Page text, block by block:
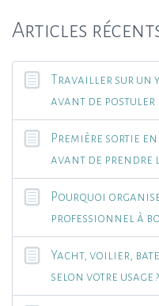
Articles
Travailler sur un
avant de postuler
Première sortie
avant de prendre
Pourquoi
professionnel à
Yacht, voilier,
selon votre usage ?